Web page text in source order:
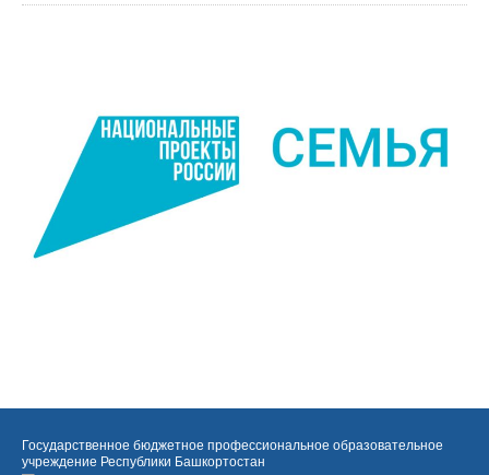
Государственное бюджетное профессиональное образовательное
учреждение Республики Башкортостан